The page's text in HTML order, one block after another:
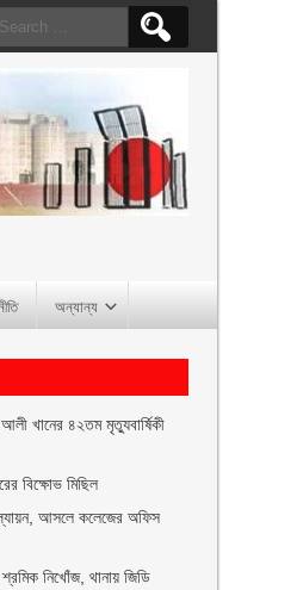
অন্যান্য
খানের ৪২তম মৃত্যুবার্ষিকী
বিক্ষোভ মিছিল
আসলে কলেজের অফিস
নিখোঁজ, থানায় জিডি